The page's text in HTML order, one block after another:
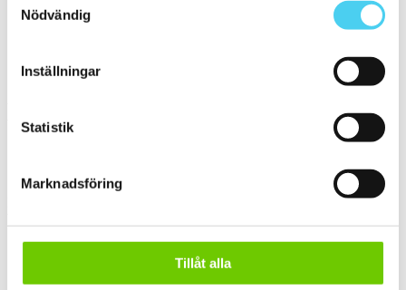
Nödvändig
Inställningar
Statistik
Marknadsföring
Tillåt alla
ca 10x
Välj önskad yta: